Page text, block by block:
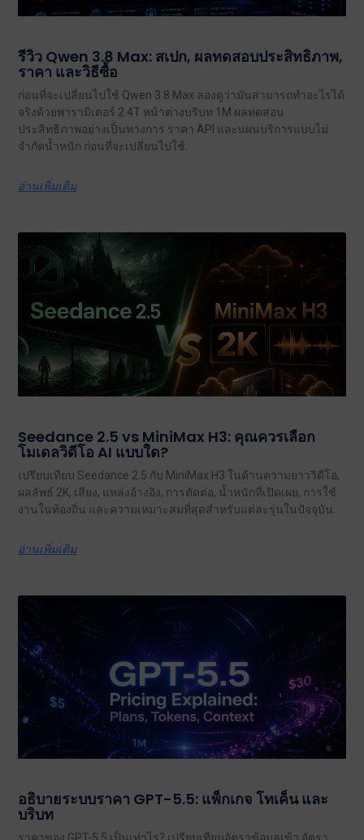
รีวิว Qwen 3.8 Max: สเปก, ผลทดสอบประสิทธิภาพ,
ราคา และวิธีซื้อ
ก่อนที่จะเปลี่ยนไปใช้ Qwen 3.8 Max ลองดูว่ามันสามารถทำอะไรได้
จริงด้วยพารามิเตอร์ 2.4T หน้าต่างบริบท 1M ผลทดสอบ
ประสิทธิภาพอย่างเป็นทางการ ราคา API และแผนบริการแบบไม่
จำกัดน้ำหนัก ก่อนที่จะเปลี่ยนไปใช้.
อ่านเพิ่มเติม
Seedance 2.5 vs MiniMax H3: คุณควรเลือก
โมเดลวิดีโอ AI แบบใด?
เปรียบเทียบ Seedance 2.5 กับ MiniMax H3 ในด้านความยาววิดีโอ,
ผลลัพธ์ 2K, เสียง, แหล่งอ้างอิง, การตัดต่อ, น้ำหนักที่เปิดเผย, การใช้
งานในท้องถิ่น และความเหมาะสมที่สุดสำหรับแต่ละรุ่นในปัจจุบัน.
อ่านเพิ่มเติม
อธิบายระบบราคา GPT-5.5: แพ็กเกจ โทเค็น และ
บริบท